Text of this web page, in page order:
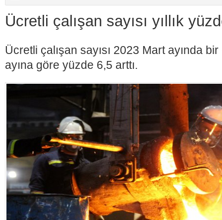
Ücretli çalışan sayısı yıllık
Ücretli çalışan sayısı 2023 Mart ayında bir
ayına göre yüzde 6,5 arttı.